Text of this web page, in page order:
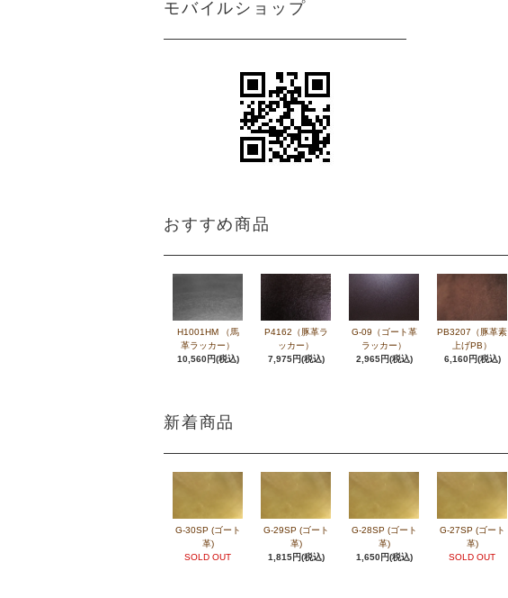
モバイルショップ
おすすめ商品
H1001HM （馬
革ラッカー）
10,560円(税込)
P4162（豚革ラ
ッカー）
7,975円(税込)
G-09（ゴート革
ラッカー）
2,965円(税込)
PB3207（豚革素
上げPB）
6,160円(税込)
新着商品
G-30SP (ゴート
革)
SOLD OUT
G-29SP (ゴート
革)
1,815円(税込)
G-28SP (ゴート
革)
1,650円(税込)
G-27SP (ゴート
革)
SOLD OUT